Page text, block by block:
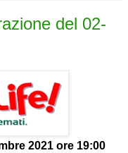
del 02-
2021 ore 19:00